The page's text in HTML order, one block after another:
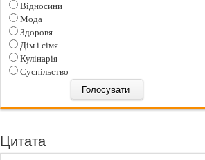
Відносини
Мода
Здоровя
Дiм і сiмя
Кулiнарiя
Суспiльство
Цитата